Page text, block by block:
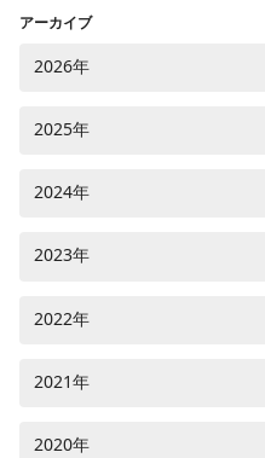
アーカイブ
2026年
2025年
2024年
2023年
2022年
2021年
2020年